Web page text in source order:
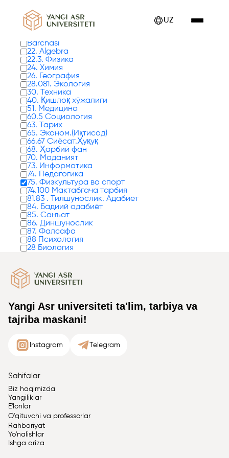
UZ
Barchasi
22. Algebra
22.3. Физика
24. Химия
26. География
28.081. Экология
30. Техника
40. Қишлоқ хўжалиги
51. Медицина
60.5 Социология
63. Тарих
65. Эконом.(Иқтисод)
66.67 Сиёсат.Ҳуқуқ
68. Ҳарбий фан
70. Маданият
73. Информатика
74. Педагогика
75. Физкультура ва спорт
74.100 Мактабгача тарбия
81.83 . Тилшунослик. Адабиёт
84. Бадиий адабиёт
85. Санъат
86. Диншунослик
87. Фалсафа
88 Психология
28 Биология
Yangi Asr universiteti ta'lim, tarbiya va
tajriba maskani!
Instagram Telegram
Sahifalar
Biz haqimizda
Yangiliklar
E'lonlar
O'qituvchi va professorlar
Rahbariyat
Yo'nalishlar
Ishga ariza